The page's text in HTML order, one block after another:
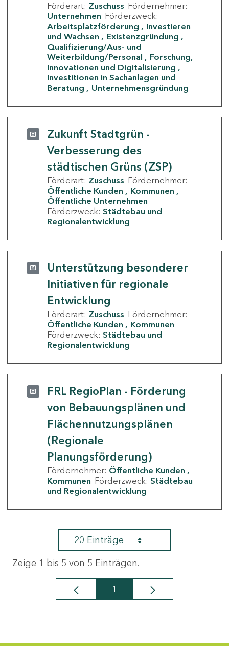
Förderart: Zuschuss Fördernehmer:
Unternehmen Förderzweck:
Arbeitsplatzförderung
Investieren
und Wachsen
Existenzgründung
Qualifizierung/Aus- und
Weiterbildung/Personal
Forschung,
Innovationen und Digitalisierung
Investitionen in Sachanlagen und
Beratung
Unternehmensgründung
Zukunft Stadtgrün -
Verbesserung des
städtischen Grüns (ZSP)
Förderart: Zuschuss Fördernehmer:
Öffentliche Kunden
Kommunen
Öffentliche Unternehmen
Förderzweck: Städtebau und
Regionalentwicklung
Unterstützung besonderer
Initiativen für regionale
Entwicklung
Förderart: Zuschuss Fördernehmer:
Öffentliche Kunden
Kommunen
Förderzweck: Städtebau und
Regionalentwicklung
FRL RegioPlan - Förderung
von Bebauungsplänen und
Flächennutzungsplänen
(Regionale
Planungsförderung)
Fördernehmer: Öffentliche Kunden
Kommunen Förderzweck: Städtebau
und Regionalentwicklung
20 Einträge
Zeige 1 bis 5 von 5 Einträgen.
Seite
1